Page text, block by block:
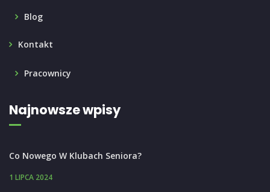
Blog
Kontakt
Pracownicy
Najnowsze wpisy
Co Nowego W Klubach Seniora?
1 LIPCA 2024